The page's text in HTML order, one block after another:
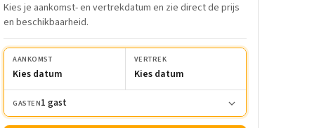
Kies je aankomst- en vertrekdatum en zie direct de prijs
en beschikbaarheid.
AANKOMST
Kies datum
VERTREK
Kies datum
GASTEN1 gast